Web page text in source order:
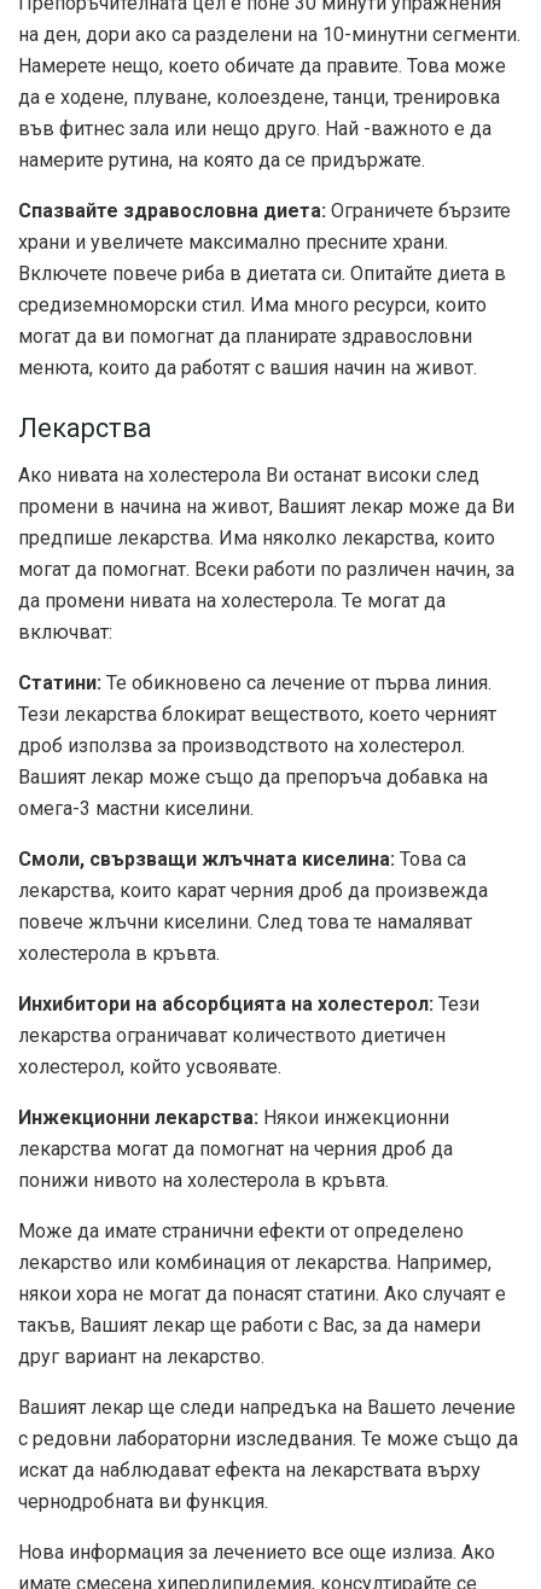
на ден, дори ако са разделени на 10-минутни сегменти.
Намерете нещо, което обичате да правите. Това може
да е ходене, плуване, колоездене, танци, тренировка
във фитнес зала или нещо друго. Най -важното е да
намерите рутина, на която да се придържате.
Спазвайте здравословна диета: Ограничете бързите
храни и увеличете максимално пресните храни.
Включете повече риба в диетата си. Опитайте диета в
средиземноморски стил. Има много ресурси, които
могат да ви помогнат да планирате здравословни
менюта, които да работят с вашия начин на живот.
Лекарства
Ако нивата на холестерола Ви останат високи след
промени в начина на живот, Вашият лекар може да Ви
предпише лекарства. Има няколко лекарства, които
могат да помогнат. Всеки работи по различен начин, за
да промени нивата на холестерола. Те могат да
включват:
Статини: Те обикновено са лечение от първа линия.
Тези лекарства блокират веществото, което черният
дроб използва за производството на холестерол.
Вашият лекар може също да препоръча добавка на
омега-3 мастни киселини.
Смоли, свързващи жлъчната киселина: Това са
лекарства, които карат черния дроб да произвежда
повече жлъчни киселини. След това те намаляват
холестерола в кръвта.
Инхибитори на абсорбцията на холестерол: Тези
лекарства ограничават количеството диетичен
холестерол, който усвоявате.
Инжекционни лекарства: Някои инжекционни
лекарства могат да помогнат на черния дроб да
понижи нивото на холестерола в кръвта.
Може да имате странични ефекти от определено
лекарство или комбинация от лекарства. Например,
някои хора не могат да понасят статини. Ако случаят е
такъв, Вашият лекар ще работи с Вас, за да намери
друг вариант на лекарство.
Вашият лекар ще следи напредъка на Вашето лечение
с редовни лабораторни изследвания. Те може също да
искат да наблюдават ефекта на лекарствата върху
чернодробната ви функция.
Нова информация за лечението все още излиза. Ако
имате смесена хиперлипидемия, консултирайте се